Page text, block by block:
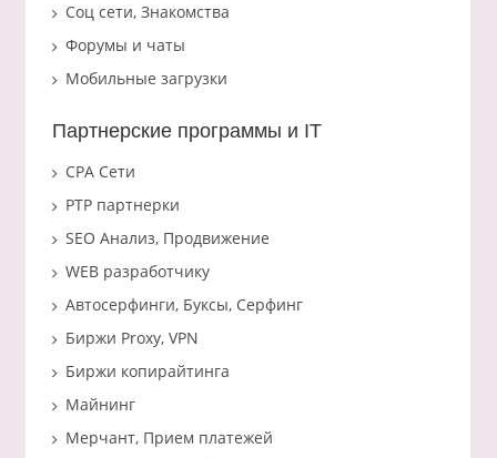
Соц сети, Знакомства
Форумы и чаты
Мобильные загрузки
Партнерские программы и IT
CPA Сети
PTP партнерки
SEO Анализ, Продвижение
WEB разработчику
Автосерфинги, Буксы, Серфинг
Биржи Proxy, VPN
Биржи копирайтинга
Майнинг
Мерчант, Прием платежей